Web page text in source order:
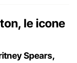
le icone
Spears,